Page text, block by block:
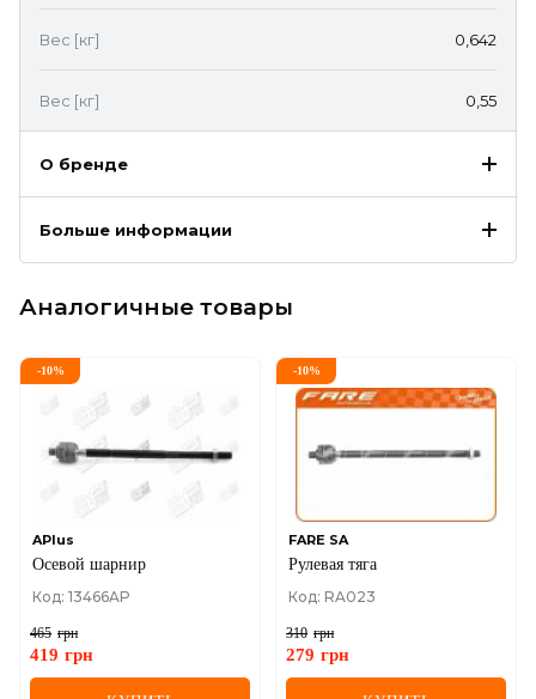
Вес [кг] 0,642
Вес [кг] 0,55
О бренде
Больше информации
Аналогичные товары
-10%
APlus
Осевой шарнир
Код: 13466AP
465 грн
419 грн
-10%
FARE SA
Рулевая тяга
Код: RA023
310 грн
279 грн